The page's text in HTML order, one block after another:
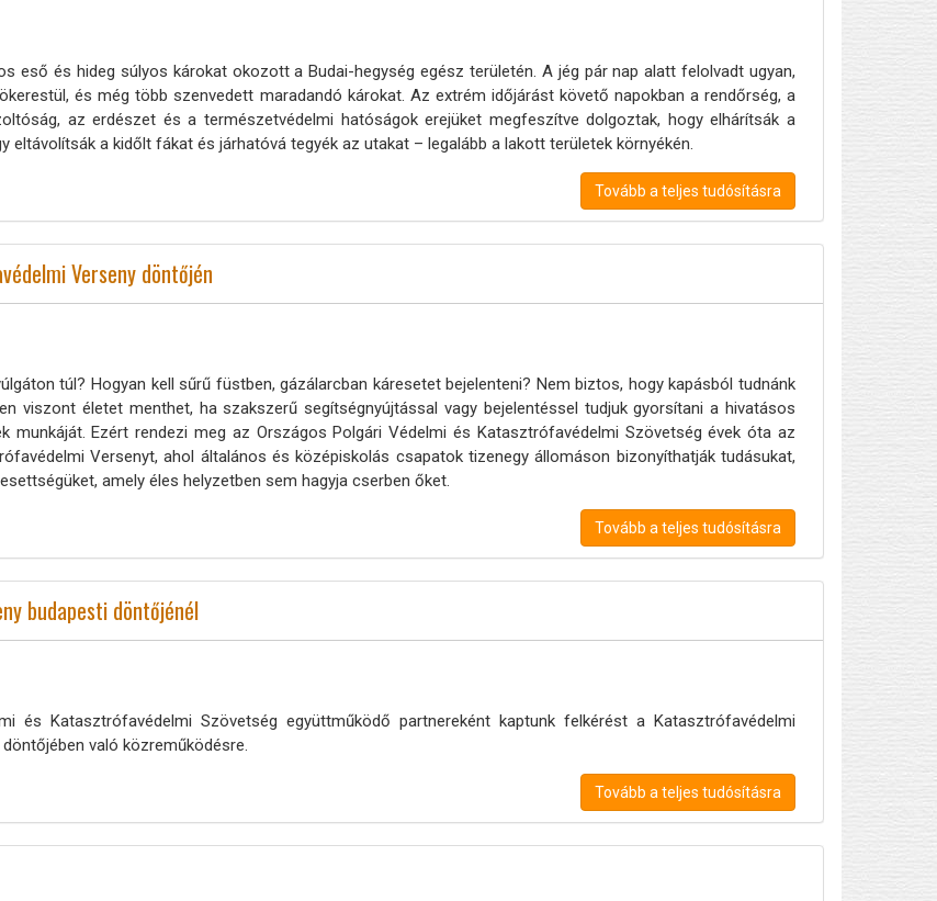
eső és hideg súlyos károkat okozott a Budai-hegység egész területén. A jég pár nap alatt felolvadt ugyan,
és még több szenvedett maradandó károkat. Az extrém időjárást követő napokban a rendőrség, a
az erdészet és a természetvédelmi hatóságok erejüket megfeszítve dolgoztak, hogy elhárítsák a
eltávolítsák a kidőlt fákat és járhatóvá tegyék az utakat – legalább a lakott területek környékén.
Tovább a teljes tudósításra
Verseny döntőjén
túl? Hogyan kell sűrű füstben, gázálarcban káresetet bejelenteni? Nem biztos, hogy kapásból tudnánk
viszont életet menthet, ha szakszerű segítségnyújtással vagy bejelentéssel tudjuk gyorsítani a hivatásos
munkáját. Ezért rendezi meg az Országos Polgári Védelmi és Katasztrófavédelmi Szövetség évek óta az
Versenyt, ahol általános és középiskolás csapatok tizenegy állomáson bizonyíthatják tudásukat,
amely éles helyzetben sem hagyja cserben őket.
Tovább a teljes tudósításra
budapesti döntőjénél
és Katasztrófavédelmi Szövetség együttműködő partnereként kaptunk felkérést a Katasztrófavédelmi
való közreműködésre.
Tovább a teljes tudósításra